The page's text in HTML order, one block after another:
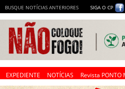
BUSQUE NOTÍCIAS ANTERIORES SIGA O CP
EXPEDIENTE NOTÍCIAS Revista PONTO